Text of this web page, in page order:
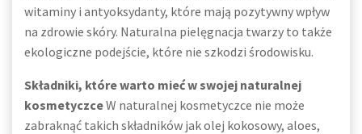
witaminy i antyoksydanty, które mają pozytywny wpływ
na zdrowie skóry. Naturalna pielęgnacja twarzy to także
ekologiczne podejście, które nie szkodzi środowisku.
Składniki, które warto mieć w swojej naturalnej
kosmetyczceW naturalnej kosmetyczce nie może
zabraknąć takich składników jak olej kokosowy, aloes,